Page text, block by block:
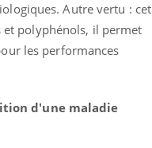
Autre vertu : cet
et polyphénols, il permet
les performances
d'une maladie